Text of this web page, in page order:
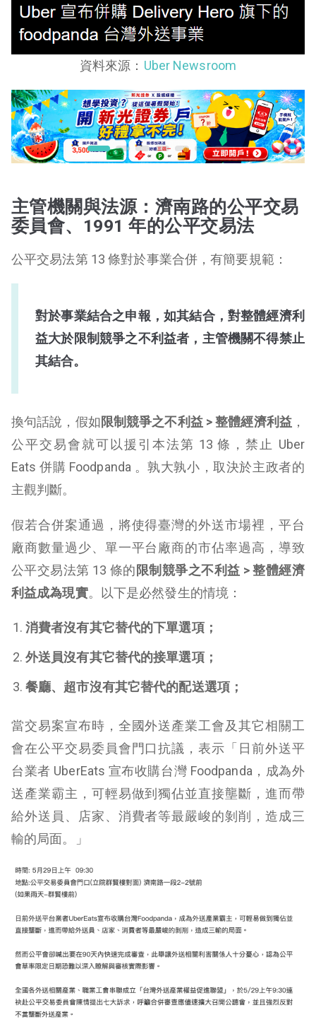
資料來源： Uber Newsroom
主管機關與法源：濟南路的公平交易
委員會、1991 年的公平交易法
公平交易法第 13 條對於事業合併，有簡要規範：
對於事業結合之申報，如其結合，對整體經濟利
益大於限制競爭之不利益者，主管機關不得禁止
其結合。
換句話說，假如限制競爭之不利益 > 整體經濟利益，
公平交易會就可以援引本法第 13 條，禁止 Uber
Eats 併購 Foodpanda 。孰大孰小，取決於主政者的
主觀判斷。
假若合併案通過，將使得臺灣的外送市場裡，平台
廠商數量過少、單一平台廠商的市佔率過高，導致
公平交易法第 13 條的限制競爭之不利益 > 整體經濟
利益成為現實。以下是必然發生的情境：
消費者沒有其它替代的下單選項；
外送員沒有其它替代的接單選項；
餐廳、超市沒有其它替代的配送選項；
當交易案宣布時，全國外送產業工會及其它相關工
會在公平交易委員會門口抗議，表示「日前外送平
台業者 UberEats 宣布收購台灣 Foodpanda，成為外
送產業霸主，可輕易做到獨佔並直接壟斷，進而帶
給外送員、店家、消費者等最嚴峻的剝削，造成三
輸的局面。」